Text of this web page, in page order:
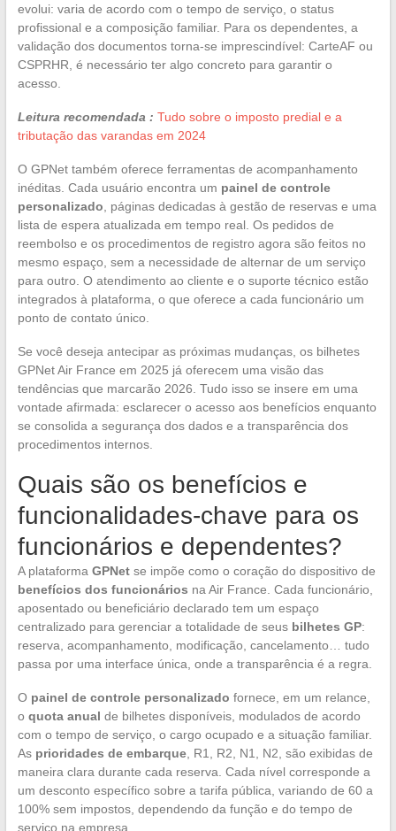
evolui: varia de acordo com o tempo de serviço, o status
profissional e a composição familiar. Para os dependentes, a
validação dos documentos torna-se imprescindível: CarteAF ou
CSPRHR, é necessário ter algo concreto para garantir o
acesso.
Leitura recomendada : Tudo sobre o imposto predial e a
tributação das varandas em 2024
O GPNet também oferece ferramentas de acompanhamento
inéditas. Cada usuário encontra um painel de controle
personalizado , páginas dedicadas à gestão de reservas e uma
lista de espera atualizada em tempo real. Os pedidos de
reembolso e os procedimentos de registro agora são feitos no
mesmo espaço, sem a necessidade de alternar de um serviço
para outro. O atendimento ao cliente e o suporte técnico estão
integrados à plataforma, o que oferece a cada funcionário um
ponto de contato único.
Se você deseja antecipar as próximas mudanças, os bilhetes
GPNet Air France em 2025 já oferecem uma visão das
tendências que marcarão 2026. Tudo isso se insere em uma
vontade afirmada: esclarecer o acesso aos benefícios enquanto
se consolida a segurança dos dados e a transparência dos
procedimentos internos.
Quais são os benefícios e
funcionalidades-chave para os
funcionários e dependentes?
A plataforma GPNetse impõe como o coração do dispositivo de
benefícios dos funcionários na Air France. Cada funcionário,
aposentado ou beneficiário declarado tem um espaço
centralizado para gerenciar a totalidade de seus bilhetes GP:
reserva, acompanhamento, modificação, cancelamento… tudo
passa por uma interface única, onde a transparência é a regra.
O painel de controle personalizado fornece, em um relance,
o quota anual de bilhetes disponíveis, modulados de acordo
com o tempo de serviço, o cargo ocupado e a situação familiar.
As prioridades de embarque, R1, R2, N1, N2, são exibidas de
maneira clara durante cada reserva. Cada nível corresponde a
um desconto específico sobre a tarifa pública, variando de 60 a
100% sem impostos, dependendo da função e do tempo de
serviço na empresa.